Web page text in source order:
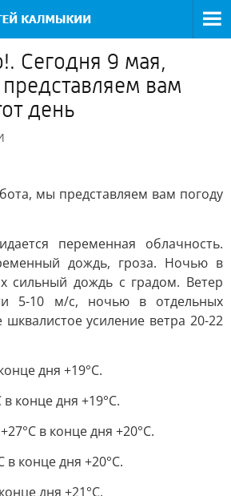
Сегодня 9 мая,
вам
день
мы представляем вам погоду
переменная облачность.
дождь, гроза. Ночью в
сильный дождь с градом. Ветер
5-10 м/с, ночью в отдельных
усиление ветра 20-22
дня +19°C.
конце дня +19°C.
в конце дня +20°C.
в конце дня +20°C.
дня +21°C.